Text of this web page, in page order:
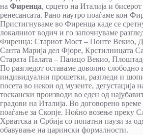
на Фиренца, срцето на Италија и
ренесансата. Рано наутро поаѓаме кон
Пристигнуваме во Фиренца каде се
локалниот водич и го започнуваме
Фиренца: Стариот Мост – Понте Векио,
Санта Марија дел Фјоре, Крстилницата
Старата Палата – Палацо Векио,
По разгледот оставаме доволно слободно
индивидуални прошетки, разгледи и
посета во некои од музеите, дегустација
тоскански производи во еден од
градови на Италија. Во договорено време
поаѓање за Скопје. Ноќно возење преку
Хрватска и Србија со попатни паузи за
обавување на царински формалности.